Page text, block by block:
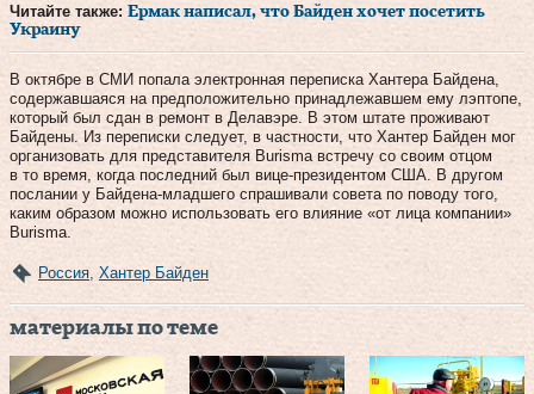
Читайте также: Ермак написал, что Байден хочет посетить
Украину
В октябре в СМИ попала электронная переписка Хантера Байдена,
содержавшаяся на предположительно принадлежавшем ему лэптопе,
который был сдан в ремонт в Делавэре. В этом штате проживают
Байдены. Из переписки следует, в частности, что Хантер Байден мог
организовать для представителя Burisma встречу со своим отцом
в то время, когда последний был вице-президентом США. В другом
послании у Байдена-младшего спрашивали совета по поводу того,
каким образом можно использовать его влияние «от лица компании»
Burisma.
Россия Хантер Байден
материалы по теме